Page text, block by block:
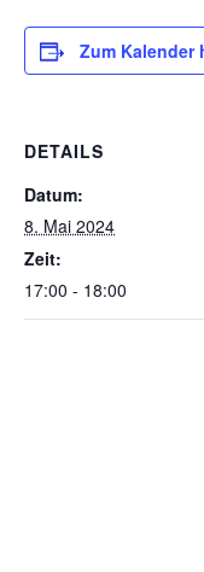
Zum Kalender
DETAILS
Datum:
8. Mai 2024
Zeit:
17:00 - 18:00